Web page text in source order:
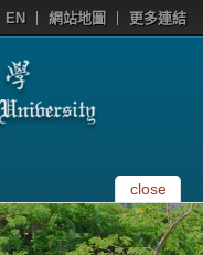
EN 網站地圖 更多連結
close